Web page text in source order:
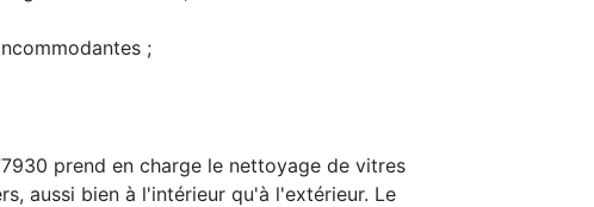
;
prend en charge le nettoyage de vitres
aussi bien à l'intérieur qu'à l'extérieur. Le